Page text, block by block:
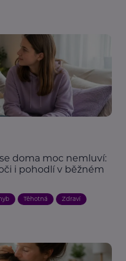
doma moc nemluví:
i pohodlí v běžném
Těhotná Zdraví